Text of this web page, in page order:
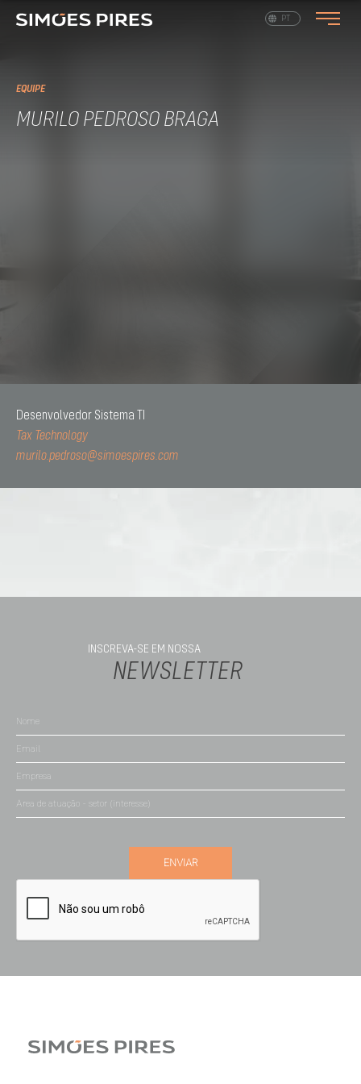
PT
EQUIPE
MURILO PEDROSO BRAGA
Desenvolvedor Sistema TI
Tax Technology
murilo.pedroso@simoespires.com
INSCREVA-SE EM NOSSA
NEWSLETTER